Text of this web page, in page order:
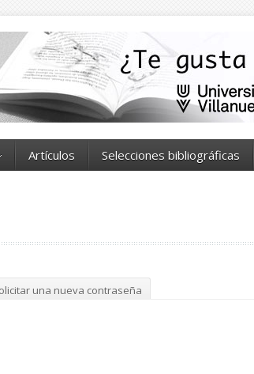
Artículos Selecciones bibliográficas
activa)una nueva contraseña